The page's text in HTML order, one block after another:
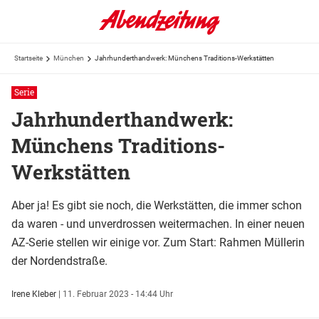
Startseite München Jahrhunderthandwerk: Münchens Traditions-Werkstätten
Serie
Jahrhunderthandwerk:
Münchens Traditions-
Werkstätten
Aber ja! Es gibt sie noch, die Werkstätten, die immer schon
da waren - und unverdrossen weitermachen. In einer neuen
AZ-Serie stellen wir einige vor. Zum Start: Rahmen Müllerin
der Nordendstraße.
Irene Kleber 11. Februar 2023 - 14:44 Uhr